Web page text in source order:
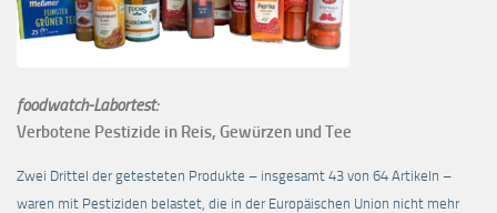
foodwatch-Labortest:
Verbotene Pestizide in Reis, Gewürzen und Tee
Zwei Drittel der getesteten Produkte – insgesamt 43 von 64 Artikeln –
waren mit Pestiziden belastet, die in der Europäischen Union nicht mehr